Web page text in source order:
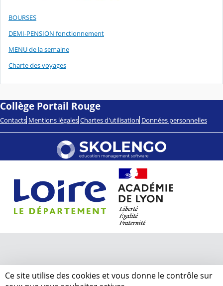
BOURSES
DEMI-PENSION fonctionnement
MENU de la semaine
Charte des voyages
Collège Portail Rouge
Contacts Mentions légales Chartes d'utilisation Données personnelles
Ce site utilise des cookies et vous donne le contrôle sur